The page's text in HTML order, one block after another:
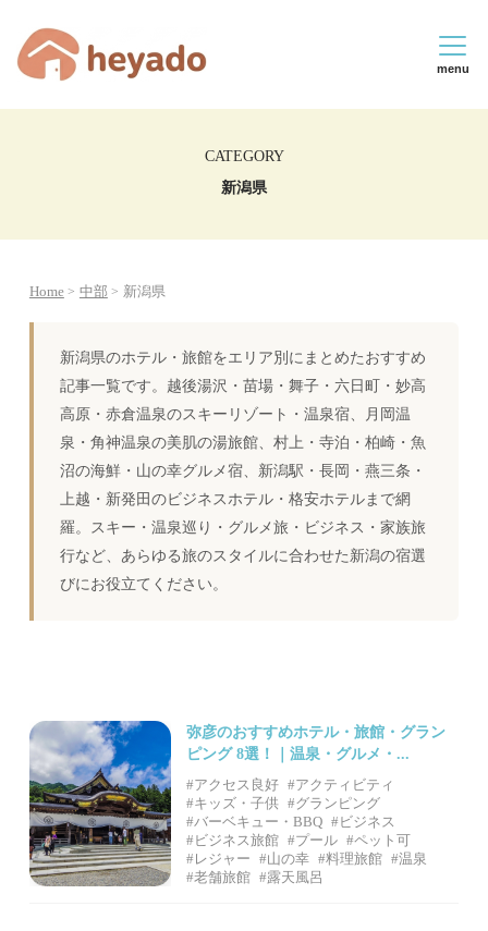
menu
CATEGORY
新潟県
Home 中部 新潟県
新潟県のホテル・旅館をエリア別にまとめたおすすめ
記事一覧です。越後湯沢・苗場・舞子・六日町・妙高
高原・赤倉温泉のスキーリゾート・温泉宿、月岡温
泉・角神温泉の美肌の湯旅館、村上・寺泊・柏崎・魚
沼の海鮮・山の幸グルメ宿、新潟駅・長岡・燕三条・
上越・新発田のビジネスホテル・格安ホテルまで網
羅。スキー・温泉巡り・グルメ旅・ビジネス・家族旅
行など、あらゆる旅のスタイルに合わせた新潟の宿選
びにお役立てください。
弥彦のおすすめホテル・旅館・グラン
ピング 8選！｜温泉・グルメ・...
#アクセス良好 #アクティビティ
#キッズ・子供 #グランピング
#バーベキュー・BBQ #ビジネス
#ビジネス旅館 #プール #ペット可
#レジャー
#山の幸 #料理旅館 #温泉
#老舗旅館 #露天風呂